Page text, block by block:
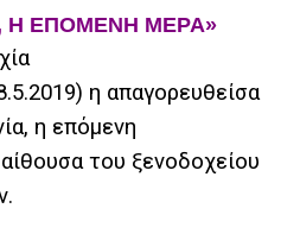
Η ΕΠΟΜΕΝΗ ΜΕΡΑ»
η απαγορευθείσα
η επόμενη
του ξενοδοχείου